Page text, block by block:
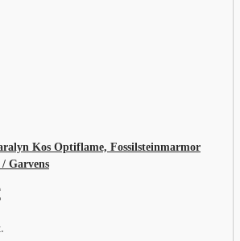
Kos Optiflame, Fossilsteinmarmor
Garvens